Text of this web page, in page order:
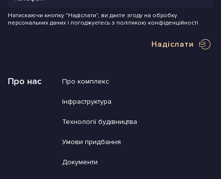
Натискаючи кнопку "Надіслати", ви даєте згоду на обробку
персональних даних і погоджуєтесь з політикою конфіденційності
Надіслати
Про нас Про комплекс
Інфраструктура
Технології будівництва
Умови придбання
Документи